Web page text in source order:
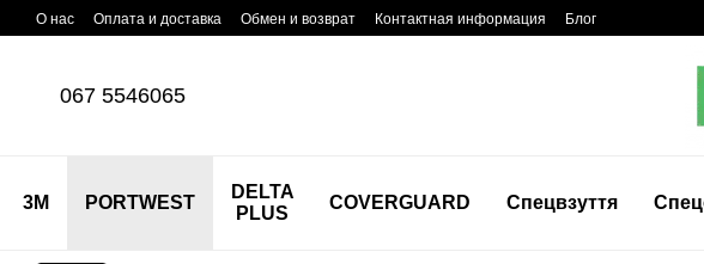
Перейти к основному контенту
О нас Оплата и доставка Обмен и возврат Контактная информация Блог
067 5546065
3M PORTWEST
DELTA
PLUS
COVERGUARD Спецвзуття